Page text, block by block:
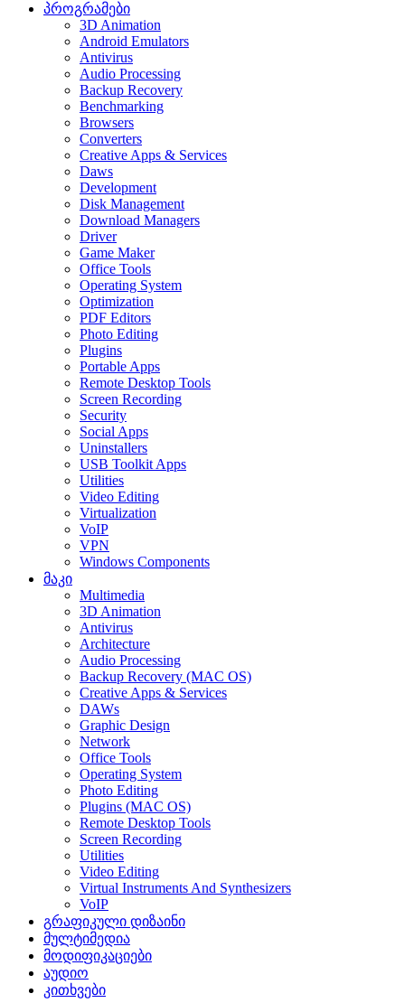
პროგრამები
3D Animation
Android Emulators
Antivirus
Audio Processing
Backup Recovery
Benchmarking
Browsers
Converters
Creative Apps & Services
Daws
Development
Disk Management
Download Managers
Driver
Game Maker
Office Tools
Operating System
Optimization
PDF Editors
Photo Editing
Plugins
Portable Apps
Remote Desktop Tools
Screen Recording
Security
Social Apps
Uninstallers
USB Toolkit Apps
Utilities
Video Editing
Virtualization
VoIP
VPN
Windows Components
მაკი
Multimedia
3D Animation
Antivirus
Architecture
Audio Processing
Backup Recovery (MAC OS)
Creative Apps & Services
DAWs
Graphic Design
Network
Office Tools
Operating System
Photo Editing
Plugins (MAC OS)
Remote Desktop Tools
Screen Recording
Utilities
Video Editing
Virtual Instruments And Synthesizers
VoIP
გრაფიკული დიზაინი
მულტიმედია
მოდიფიკაციები
აუდიო
კითხვები